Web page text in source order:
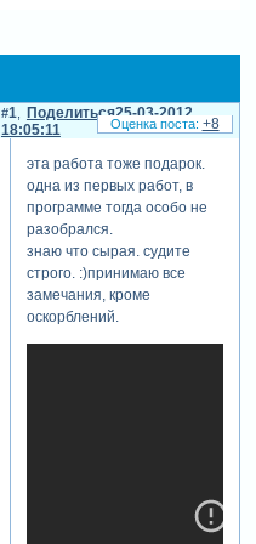
Поделиться
1
25-03-2012
18:05:11
эта работа тоже подарок.
одна из первых работ, в
программе тогда особо не
разобрался.
знаю что сырая. судите
строго. :)принимаю все
замечания, кроме
оскорблений.
+8